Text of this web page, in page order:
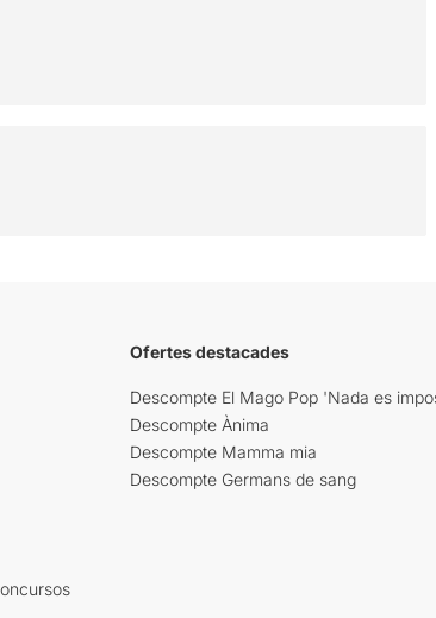
Ofertes destacades
Descompte El Mago Pop 'Nada es
Descompte Ànima
Descompte Mamma mia
Descompte Germans de sang